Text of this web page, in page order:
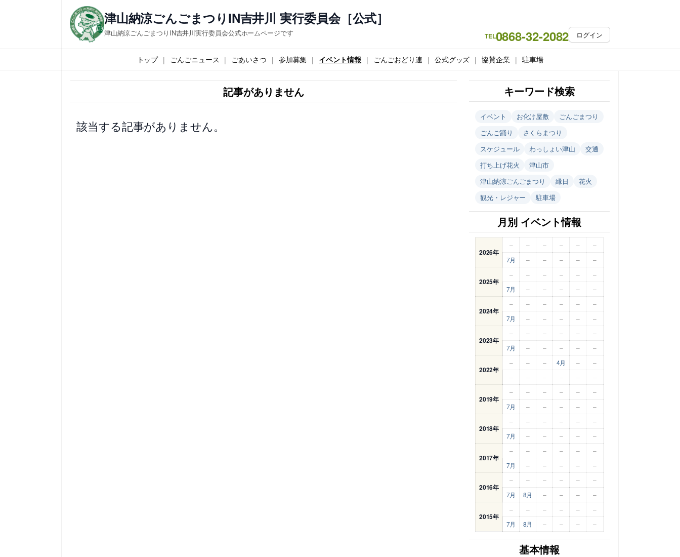
ス
キ
津山納涼ごんごまつりIN吉井川 実行委員会［公式］
津山納涼ごんごまつりIN吉井川実行委員会公式ホームページです TEL0868-32-2082 ログイン
トップ ごんごニュース ごあいさつ 参加募集 イベント情報 ごんごおどり連 公式グッズ 協賛企業 駐車場
記事がありません
該当する記事がありません。
キーワード検索
イベント お化け屋敷
ごんごまつり
ごんご踊り
さくらまつり
スケジュール
わっしょい津山
交通
打ち上げ花火
津山市
津山納涼ごんごまつり
縁日
花火
観光・レジャー
駐車場
月別 イベント情報
2026年
– – – – –
–
7月
– – – – –
2025年
– – – – –
–
7月
– – – – –
2024年
– – – – –
–
7月
– – – – –
2023年
– – – – –
–
7月
– – – – –
2022年
– – – 4月 –
–
–
– – – – –
2019年
– – – – –
–
7月
– – – – –
2018年
– – – – –
–
7月
– – – – –
2017年
– – – – –
–
7月
– – – – –
2016年
– – – – –
–
7月
8月 – – – –
2015年
– – – – –
–
7月
8月 – – – –
基本情報